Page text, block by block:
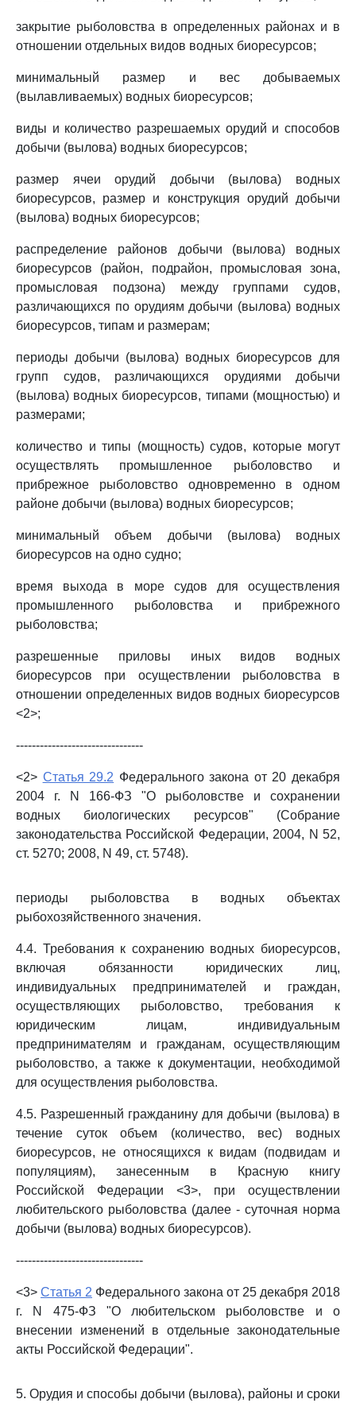
закрытие рыболовства в определенных районах и в
отношении отдельных видов водных биоресурсов;
минимальный размер и вес добываемых
(вылавливаемых) водных биоресурсов;
виды и количество разрешаемых орудий и способов
добычи (вылова) водных биоресурсов;
размер ячеи орудий добычи (вылова) водных
биоресурсов, размер и конструкция орудий добычи
(вылова) водных биоресурсов;
распределение районов добычи (вылова) водных
биоресурсов (район, подрайон, промысловая зона,
промысловая подзона) между группами судов,
различающихся по орудиям добычи (вылова) водных
биоресурсов, типам и размерам;
периоды добычи (вылова) водных биоресурсов для
групп судов, различающихся орудиями добычи
(вылова) водных биоресурсов, типами (мощностью) и
размерами;
количество и типы (мощность) судов, которые могут
осуществлять промышленное рыболовство и
прибрежное рыболовство одновременно в одном
районе добычи (вылова) водных биоресурсов;
минимальный объем добычи (вылова) водных
биоресурсов на одно судно;
время выхода в море судов для осуществления
промышленного рыболовства и прибрежного
рыболовства;
разрешенные приловы иных видов водных
биоресурсов при осуществлении рыболовства в
отношении определенных видов водных биоресурсов
<2>;
--------------------------------
<2> Статья 29.2 Федерального закона от 20 декабря
2004 г. N 166-ФЗ "О рыболовстве и сохранении
водных биологических ресурсов" (Собрание
законодательства Российской Федерации, 2004, N 52,
ст. 5270; 2008, N 49, ст. 5748).
периоды рыболовства в водных объектах
рыбохозяйственного значения.
4.4. Требования к сохранению водных биоресурсов,
включая обязанности юридических лиц,
индивидуальных предпринимателей и граждан,
осуществляющих рыболовство, требования к
юридическим лицам, индивидуальным
предпринимателям и гражданам, осуществляющим
рыболовство, а также к документации, необходимой
для осуществления рыболовства.
4.5. Разрешенный гражданину для добычи (вылова) в
течение суток объем (количество, вес) водных
биоресурсов, не относящихся к видам (подвидам и
популяциям), занесенным в Красную книгу
Российской Федерации <3>, при осуществлении
любительского рыболовства (далее - суточная норма
добычи (вылова) водных биоресурсов).
--------------------------------
<3> Статья 2 Федерального закона от 25 декабря 2018
г. N 475-ФЗ "О любительском рыболовстве и о
внесении изменений в отдельные законодательные
акты Российской Федерации".
5. Орудия и способы добычи (вылова), районы и сроки